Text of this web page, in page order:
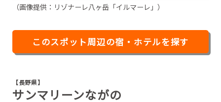
（画像提供：リゾナーレ八ヶ岳「イルマーレ」）
このスポット周辺の宿・ホテルを探す
【長野県】
サンマリーンながの